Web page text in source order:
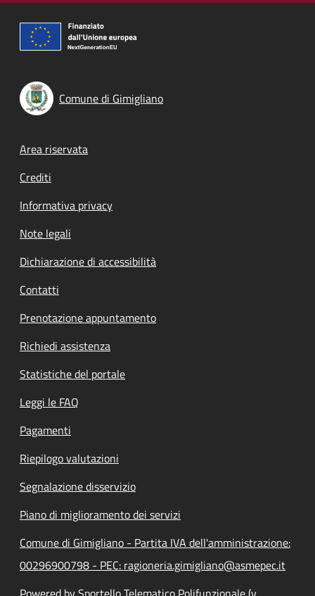
Comune di Gimigliano
Footer menu
Area riservata
Crediti
Informativa privacy
Note legali
Dichiarazione di accessibilità
Contatti
Prenotazione appuntamento
Richiedi assistenza
Statistiche del portale
Leggi le FAQ
Pagamenti
Riepilogo valutazioni
Segnalazione disservizio
Piano di miglioramento dei servizi
Comune di Gimigliano - Partita IVA dell'amministrazione:
00296900798 - PEC: ragioneria.gimigliano@asmepec.it